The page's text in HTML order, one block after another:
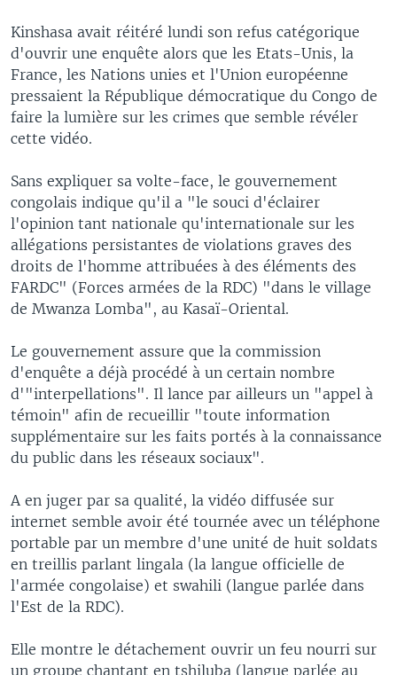
Kinshasa avait réitéré lundi son refus catégorique
d'ouvrir une enquête alors que les Etats-Unis, la
France, les Nations unies et l'Union européenne
pressaient la République démocratique du Congo de
faire la lumière sur les crimes que semble révéler
cette vidéo.
Sans expliquer sa volte-face, le gouvernement
congolais indique qu'il a "le souci d'éclairer
l'opinion tant nationale qu'internationale sur les
allégations persistantes de violations graves des
droits de l'homme attribuées à des éléments des
FARDC" (Forces armées de la RDC) "dans le village
de Mwanza Lomba", au Kasaï-Oriental.
Le gouvernement assure que la commission
d'enquête a déjà procédé à un certain nombre
d'"interpellations". Il lance par ailleurs un "appel à
témoin" afin de recueillir "toute information
supplémentaire sur les faits portés à la connaissance
du public dans les réseaux sociaux".
A en juger par sa qualité, la vidéo diffusée sur
internet semble avoir été tournée avec un téléphone
portable par un membre d'une unité de huit soldats
en treillis parlant lingala (la langue officielle de
l'armée congolaise) et swahili (langue parlée dans
l'Est de la RDC).
Elle montre le détachement ouvrir un feu nourri sur
un groupe chantant en tshiluba (langue parlée au